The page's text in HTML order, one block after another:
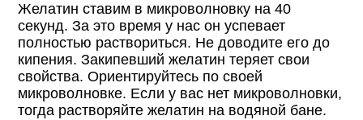
Желатин ставим в микроволновку на 40
секунд. За это время у нас он успевает
полностью раствориться. Не доводите его до
кипения. Закипевший желатин теряет свои
свойства. Ориентируйтесь по своей
микроволновке. Если у вас нет микроволновки,
тогда растворяйте желатин на водяной бане.